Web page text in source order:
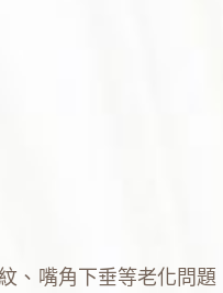
、嘴角下垂等老化問